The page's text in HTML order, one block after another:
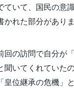
ていて、国民の意
れた部分があり
回の訪問で自分が
聞いてくれていた
皇位継承の危機」